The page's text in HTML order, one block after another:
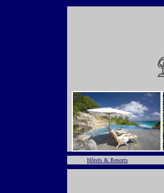
Hôtels & Resorts